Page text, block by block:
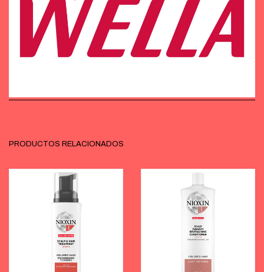
PRODUCTOS RELACIONADOS